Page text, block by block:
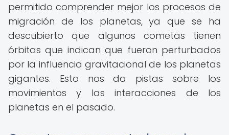
permitido comprender mejor los procesos de
migración de los planetas, ya que se ha
descubierto que algunos cometas tienen
órbitas que indican que fueron perturbados
por la influencia gravitacional de los planetas
gigantes. Esto nos da pistas sobre los
movimientos y las interacciones de los
planetas en el pasado.